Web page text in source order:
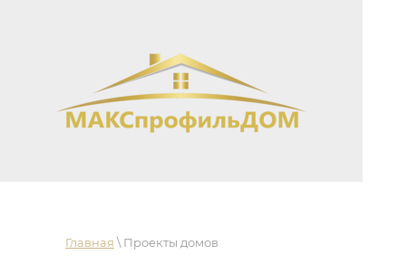
Главная \ Проекты домов